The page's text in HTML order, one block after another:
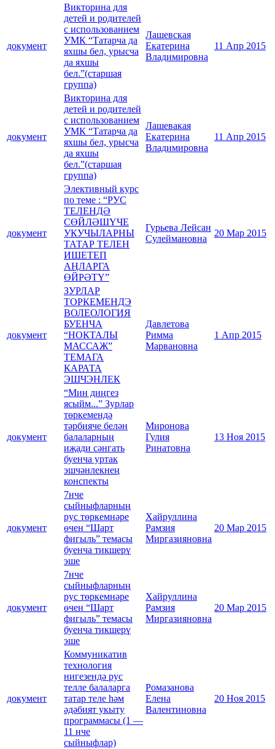
документ
Викторина для
детей и родителей
с использованием
УМК “Татарча да
яхшы бел, урысча
да яхшы
бел.”(старшая
группа)
Лашевская
Екатерина
Владимировна
11 Апр 2015
документ
Викторина для
детей и родителей
с использованием
УМК “Татарча да
яхшы бел, урысча
да яхшы
бел.”(старшая
группа)
Лашевакая
Екатерина
Владимировна
11 Апр 2015
документ
Элективный курс
по теме : “РУС
ТЕЛЕНДӘ
СӨЙЛӘШҮЧЕ
УКУЧЫЛАРНЫ
ТАТАР ТЕЛЕН
ИШЕТЕП
АҢЛАРГА
ӨЙРӘТҮ”
Гурьева Лейсан
Сулеймановна
20 Мар 2015
документ
ЗУРЛАР
ТОРКЕМЕНДЭ
ВОЛЕОЛОГИЯ
БУЕНЧА
“НОКТАЛЫ
МАССАЖ”
ТЕМАГА
КАРАТА
ЭШЧЭНЛЕК
Давлетова
Римма
Марвановна
1 Апр 2015
документ
“Мин диңгез
ясыйм...” Зурлар
төркемендә
тәрбияче белән
балаларның
иҗади сәнгать
буенча уртак
эшчәнлекнең
конспекты
Миронова
Гулия
Ринатовна
13 Ноя 2015
документ
7нче
сыйныфларның
рус төркемнәре
өчен “Шарт
фигыль” темасы
буенча тикшерү
эше
Хайруллина
Рамзия
Миргазияновна
20 Мар 2015
документ
7нче
сыйныфларның
рус төркемнәре
өчен “Шарт
фигыль” темасы
буенча тикшерү
эше
Хайруллина
Рамзия
Миргазияновна
20 Мар 2015
документ
Коммуникатив
технология
нигезендә рус
телле балаларга
татар теле һәм
әдәбият укыту
программасы (1 —
11 нче
сыйныфлар)
Ромазанова
Елена
Валентиновна
20 Ноя 2015